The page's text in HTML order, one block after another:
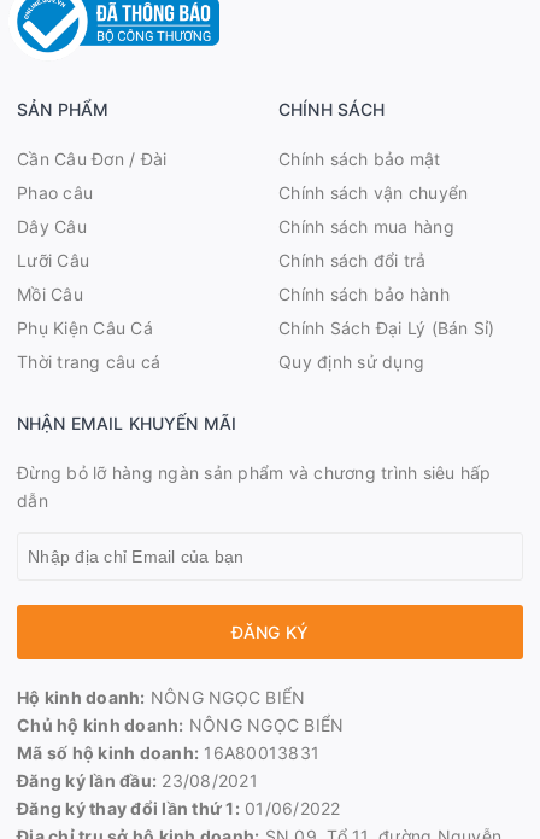
SẢN PHẨM
Cần Câu Đơn / Đài
Phao câu
Dây Câu
Lưỡi Câu
Mồi Câu
Phụ Kiện Câu Cá
Thời trang câu cá
CHÍNH SÁCH
Chính sách bảo mật
Chính sách vận chuyển
Chính sách mua hàng
Chính sách đổi trả
Chính sách bảo hành
Chính Sách Đại Lý (Bán Sỉ)
Quy định sử dụng
NHẬN EMAIL KHUYẾN MÃI
Đừng bỏ lỡ hàng ngàn sản phẩm và chương trình siêu hấp
dẫn
ĐĂNG KÝ
Hộ kinh doanh: NÔNG NGỌC BIỂN
Chủ hộ kinh doanh: NÔNG NGỌC BIỂN
Mã số hộ kinh doanh: 16A80013831
Đăng ký lần đầu: 23/08/2021
Đăng ký thay đổi lần thứ 1: 01/06/2022